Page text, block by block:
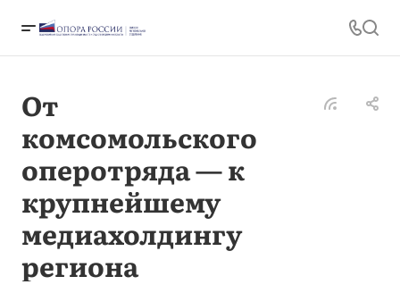
От
комсомольского
оперотряда — к
крупнейшему
медиахолдингу
региона